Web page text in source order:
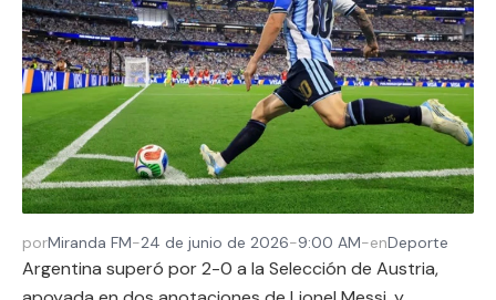
porMiranda FM-24 de junio de 2026-9:00 AM-enDeporte
Argentina superó por 2-0 a la Selección de Austria,